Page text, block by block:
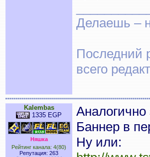
Делаешь –
Последний
всего
Kalembas
1335 EGP
Няшка
Рейтинг канала: 4(80)
Репутация: 263
Аналогично
Баннер в
Ну или: